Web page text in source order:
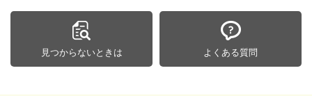
見つからないときは よくある質問